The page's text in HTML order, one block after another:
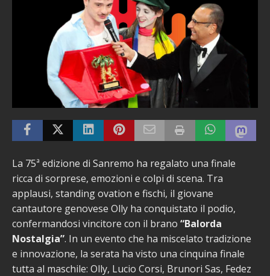
La 75ª edizione di Sanremo ha regalato una finale
ricca di sorprese, emozioni e colpi di scena. Tra
applausi, standing ovation e fischi, il giovane
cantautore genovese Olly ha conquistato il podio,
confermandosi vincitore con il brano “Balorda
Nostalgia”. In un evento che ha miscelato tradizione
e innovazione, la serata ha visto una cinquina finale
tutta al maschile: Olly, Lucio Corsi, Brunori Sas, Fedez